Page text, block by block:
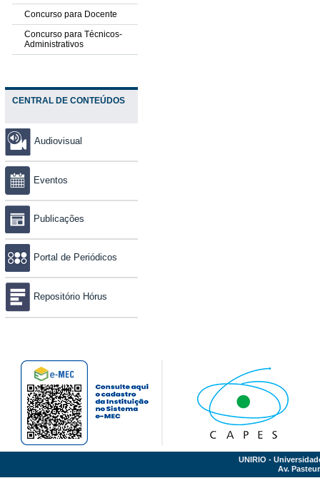
Concurso para Docente
Concurso para Técnicos-
Administrativos
CENTRAL DE CONTEÚDOS
Audiovisual
Eventos
Publicações
Portal de Periódicos
Repositório Hórus
UNIRIO -
Av.